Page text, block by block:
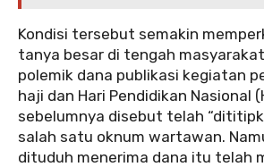
‎‎Kondisi tersebut semakin
tanya besar di tengah
polemik dana publikasi kegiatan
haji dan Hari Pendidikan Nasional
sebelumnya disebut telah
salah satu oknum wartawan.
dituduh menerima dana itu telah